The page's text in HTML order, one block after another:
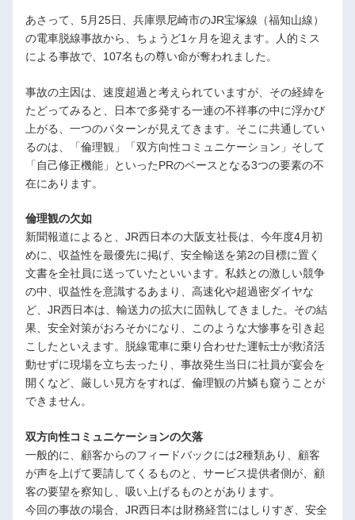
あさって、5月25日、兵庫県尼崎市のJR宝塚線（福知山線）
の電車脱線事故から、ちょうど1ヶ月を迎えます。人的ミス
による事故で、107名もの尊い命が奪われました。
事故の主因は、速度超過と考えられていますが、その経緯を
たどってみると、日本で多発する一連の不祥事の中に浮かび
上がる、一つのパターンが見えてきます。そこに共通してい
るのは、「倫理観」「双方向性コミュニケーション」そして
「自己修正機能」といったPRのベースとなる3つの要素の不
在にあります。
倫理観の欠如
新聞報道によると、JR西日本の大阪支社長は、今年度4月初
めに、収益性を最優先に掲げ、安全輸送を第2の目標に置く
文書を全社員に送っていたといいます。私鉄との激しい競争
の中、収益性を意識するあまり、高速化や超過密ダイヤな
ど、JR西日本は、輸送力の拡大に固執してきました。その結
果、安全対策がおろそかになり、このような大惨事を引き起
こしたといえます。脱線電車に乗り合わせた運転士が救済活
動せずに現場を立ち去ったり、事故発生当日に社員が宴会を
開くなど、厳しい見方をすれば、倫理観の片鱗も窺うことが
できません。
双方向性コミュニケーションの欠落
一般的に、顧客からのフィードバックには2種類あり、顧客
が声を上げて要請してくるものと、サービス提供者側が、顧
客の要望を察知し、吸い上げるものとがあります。
今回の事故の場合、JR西日本は財務経営にはしりすぎ、安全